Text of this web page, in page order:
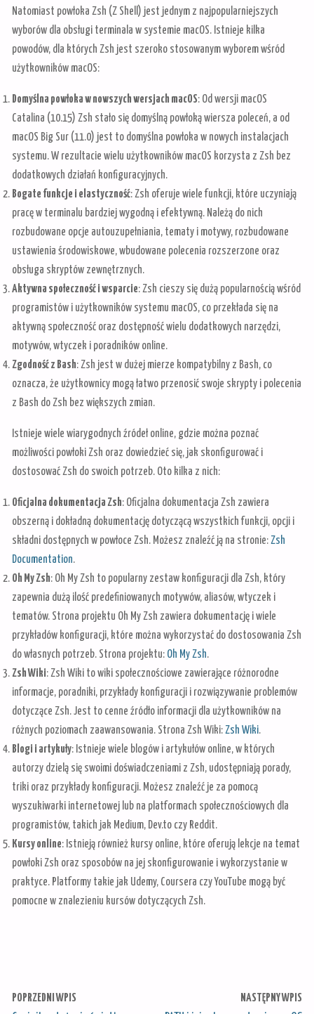
Natomiast powłoka Zsh (Z Shell) jest jednym z najpopularniejszych
wyborów dla obsługi terminala w systemie macOS. Istnieje kilka
powodów, dla których Zsh jest szeroko stosowanym wyborem wśród
użytkowników macOS:
Domyślna powłoka w nowszych wersjach macOS: Od wersji macOS
Catalina (10.15) Zsh stało się domyślną powłoką wiersza poleceń, a od
macOS Big Sur (11.0) jest to domyślna powłoka w nowych instalacjach
systemu. W rezultacie wielu użytkowników macOS korzysta z Zsh bez
dodatkowych działań konfiguracyjnych.
Bogate funkcje i elastyczność: Zsh oferuje wiele funkcji, które uczyniają
pracę w terminalu bardziej wygodną i efektywną. Należą do nich
rozbudowane opcje autouzupełniania, tematy i motywy, rozbudowane
ustawienia środowiskowe, wbudowane polecenia rozszerzone oraz
obsługa skryptów zewnętrznych.
Aktywna społeczność i wsparcie: Zsh cieszy się dużą popularnością wśród
programistów i użytkowników systemu macOS, co przekłada się na
aktywną społeczność oraz dostępność wielu dodatkowych narzędzi,
motywów, wtyczek i poradników online.
Zgodność z Bash: Zsh jest w dużej mierze kompatybilny z Bash, co
oznacza, że ​​użytkownicy mogą łatwo przenosić swoje skrypty i polecenia
z Bash do Zsh bez większych zmian.
Istnieje wiele wiarygodnych źródeł online, gdzie można poznać
możliwości powłoki Zsh oraz dowiedzieć się, jak skonfigurować i
dostosować Zsh do swoich potrzeb. Oto kilka z nich:
Oficjalna dokumentacja Zsh: Oficjalna dokumentacja Zsh zawiera
obszerną i dokładną dokumentację dotyczącą wszystkich funkcji, opcji i
składni dostępnych w powłoce Zsh. Możesz znaleźć ją na stronie: Zsh
Documentation.
Oh My Zsh: Oh My Zsh to popularny zestaw konfiguracji dla Zsh, który
zapewnia dużą ilość predefiniowanych motywów, aliasów, wtyczek i
tematów. Strona projektu Oh My Zsh zawiera dokumentację i wiele
przykładów konfiguracji, które można wykorzystać do dostosowania Zsh
do własnych potrzeb. Strona projektu: Oh My Zsh.
Zsh Wiki: Zsh Wiki to wiki społecznościowe zawierające różnorodne
informacje, poradniki, przykłady konfiguracji i rozwiązywanie problemów
dotyczące Zsh. Jest to cenne źródło informacji dla użytkowników na
różnych poziomach zaawansowania. Strona Zsh Wiki: Zsh Wiki.
Blogi i artykuły: Istnieje wiele blogów i artykułów online, w których
autorzy dzielą się swoimi doświadczeniami z Zsh, udostępniają porady,
triki oraz przykłady konfiguracji. Możesz znaleźć je za pomocą
wyszukiwarki internetowej lub na platformach społecznościowych dla
programistów, takich jak Medium, Dev.to czy Reddit.
Kursy online: Istnieją również kursy online, które oferują lekcje na temat
powłoki Zsh oraz sposobów na jej skonfigurowanie i wykorzystanie w
praktyce. Platformy takie jak Udemy, Coursera czy YouTube mogą być
pomocne w znalezieniu kursów dotyczących Zsh.
POPRZEDNI WPIS NASTĘPNY WPIS